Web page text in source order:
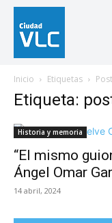
Inicio Etiquetas
Etiqueta:
Historia y memoria
“El mismo
Ángel Omar
14 abril, 2024